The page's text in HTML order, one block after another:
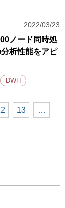
2022/03/23
ノード同時処
析性能をアピ
DWH
13 …